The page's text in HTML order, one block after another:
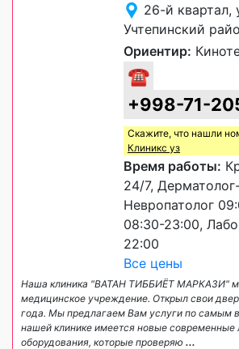
26-й квартал,
Учтепинский
Ориентир:
☎
+998-71-
Скажите, что нашли
Клиникс уз
Время работы:
24/7,
Невропатолог
08:30-23:00,
22:00
Все цены
Наша клиника "ВАТАН ТИББИЁТ МАРКАЗИ"
медицинское учреждение. Открыл свои
года. Мы предлагаем Вам услуги по самым
нашей клинике имеется новые современные
оборудования, которые проверяю ...